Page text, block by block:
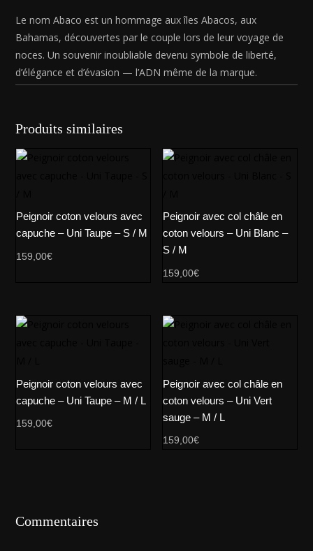
Le nom Abaco est un hommage aux îles Abacos, aux
Bahamas, découvertes par le couple lors de leur voyage de
noces. Un souvenir inoubliable devenu symbole de liberté,
d’élégance et d’évasion — l’ADN même de la marque.
Produits similaires
Peignoir coton velours avec
capuche – Uni Taupe – S / M
159,00€
Peignoir avec col châle en
coton velours – Uni Blanc –
S / M
159,00€
Peignoir coton velours avec
capuche – Uni Taupe – M / L
159,00€
Peignoir avec col châle en
coton velours – Uni Vert
sauge – M / L
159,00€
Commentaires